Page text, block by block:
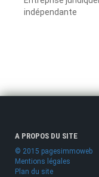
indépendante
A PROPOS DU SITE
© 2015 pagesimmoweb
Mentions légales
Plan du site